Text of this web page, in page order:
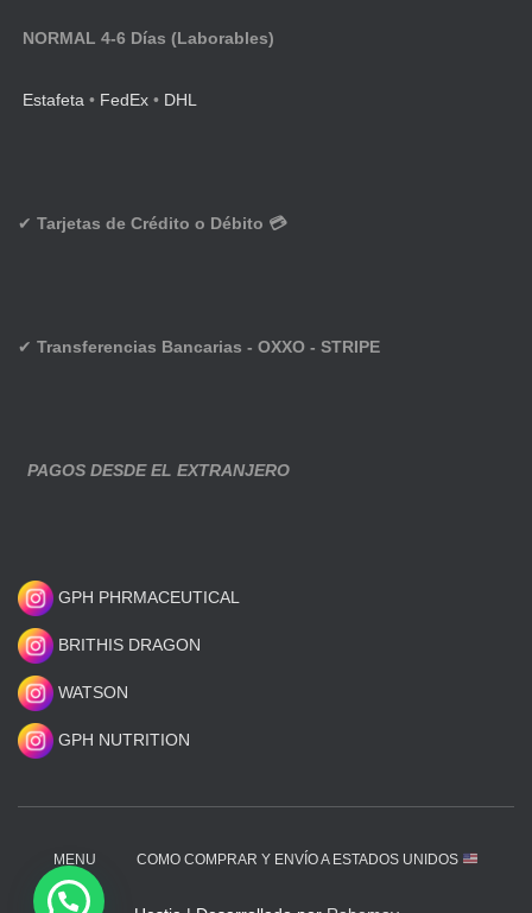
NORMAL 4-6 Días (Laborables)
Estafeta • FedEx • DHL
✔ Tarjetas de Crédito o Débito 💳
✔ Transferencias Bancarias - OXXO - STRIPE
PAGOS DESDE EL EXTRANJERO
GPH PHRMACEUTICAL
BRITHIS DRAGON
WATSON
GPH NUTRITION
MENU COMO COMPRAR Y ENVÍO A ESTADOS UNIDOS